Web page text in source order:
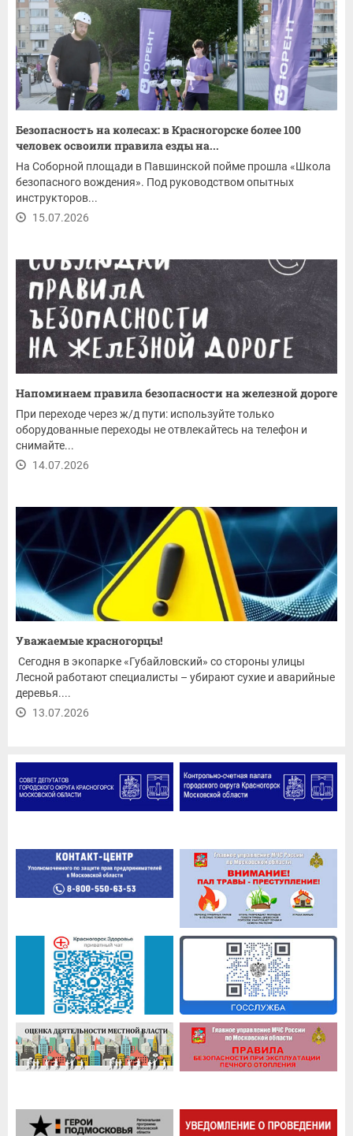
Безопасность на колесах: в Красногорске более 100
человек освоили правила езды на...
На Соборной площади в Павшинской пойме прошла «Школа
безопасного вождения». Под руководством опытных
инструкторов...
15.07.2026
Напоминаем правила безопасности на железной дороге
При переходе через ж/д пути: используйте только
оборудованные переходы не отвлекайтесь на телефон и
снимайте...
14.07.2026
Уважаемые красногорцы!
Сегодня в экопарке «Губайловский» со стороны улицы
Лесной работают специалисты – убирают сухие и аварийные
деревья....
13.07.2026